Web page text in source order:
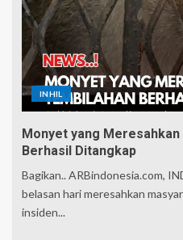
INHIL
Monyet yang
Berhasil Ditangkap
Bagikan.. ARBindonesia.com,
belasan hari meresahkan
insiden...